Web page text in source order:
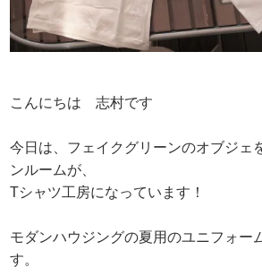
こんにちは 志村です
今日は、フェイクグリーンのオブジェ
ンルームが、
Tシャツ工房になっています！
モダンハウジングの夏用のユニフォー
す。